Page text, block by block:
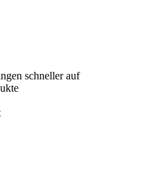
schneller auf